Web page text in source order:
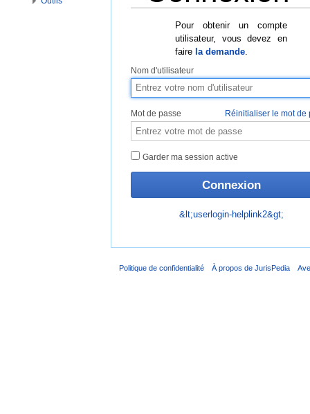
Pour obtenir un compte
utilisateur, vous devez en
faire la demande
Nom d'utilisateur
Mot de passe Réinitialiser le mot de
Garder ma session active
&lt;userlogin-helplink2&gt;
Politique de confidentialité À propos de JurisPedia